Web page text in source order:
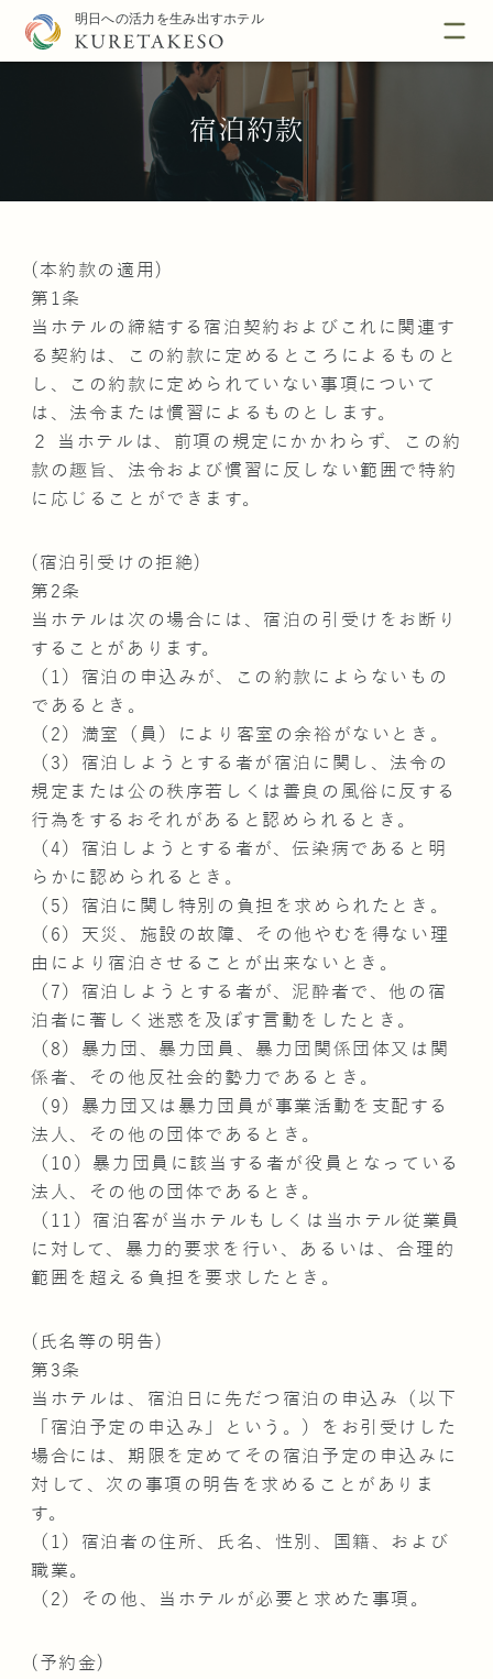
宿泊約款
(本約款の適用)
第1条
当ホテルの締結する宿泊契約およびこれに関連す
る契約は、この約款に定めるところによるものと
し、この約款に定められていない事項について
は、法令または慣習によるものとします。
２ 当ホテルは、前項の規定にかかわらず、この約
款の趣旨、法令および慣習に反しない範囲で特約
に応じることができます。
(宿泊引受けの拒絶)
第2条
当ホテルは次の場合には、宿泊の引受けをお断り
することがあります。
（1）宿泊の申込みが、この約款によらないもの
であるとき。
（2）満室（員）により客室の余裕がないとき。
（3）宿泊しようとする者が宿泊に関し、法令の
規定または公の秩序若しくは善良の風俗に反する
行為をするおそれがあると認められるとき。
（4）宿泊しようとする者が、伝染病であると明
らかに認められるとき。
（5）宿泊に関し特別の負担を求められたとき。
（6）天災、施設の故障、その他やむを得ない理
由により宿泊させることが出来ないとき。
（7）宿泊しようとする者が、泥酔者で、他の宿
泊者に著しく迷惑を及ぼす言動をしたとき。
（8）暴力団、暴力団員、暴力団関係団体又は関
係者、その他反社会的勢力であるとき。
（9）暴力団又は暴力団員が事業活動を支配する
法人、その他の団体であるとき。
（10）暴力団員に該当する者が役員となっている
法人、その他の団体であるとき。
（11）宿泊客が当ホテルもしくは当ホテル従業員
に対して、暴力的要求を行い、あるいは、合理的
範囲を超える負担を要求したとき。
(氏名等の明告)
第3条
当ホテルは、宿泊日に先だつ宿泊の申込み（以下
「宿泊予定の申込み」という。）をお引受けした
場合には、期限を定めてその宿泊予定の申込みに
対して、次の事項の明告を求めることがありま
す。
（1）宿泊者の住所、氏名、性別、国籍、および
職業。
（2）その他、当ホテルが必要と求めた事項。
(予約金)